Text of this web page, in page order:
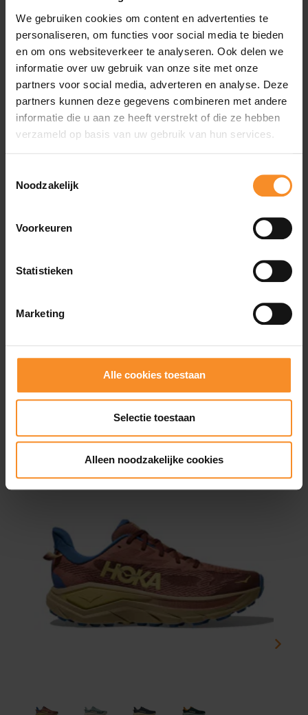
We gebruiken cookies om content en advertenties te
personaliseren, om functies voor social media te bieden
en om ons websiteverkeer te analyseren. Ook delen we
informatie over uw gebruik van onze site met onze
partners voor social media, adverteren en analyse. Deze
partners kunnen deze gegevens combineren met andere
informatie die u aan ze heeft verstrekt of die ze hebben
verzameld op basis van uw gebruik van hun services.
Noodzakelijk
Voorkeuren
Statistieken
Marketing
Alle cookies toestaan
Selectie toestaan
Alleen noodzakelijke cookies
Demping |
Ondersteuning |
je voeten om je stappen te verbeteren, maar ze duwen je
voeten niet actief in een andere positie en zijn dus voor
Waterdichtheid |
Wat je misschien ook leuk vindt